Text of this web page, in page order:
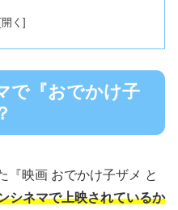
で『おでかけ子
『映画 おでかけ子ザメ と
シネマで上映されているか